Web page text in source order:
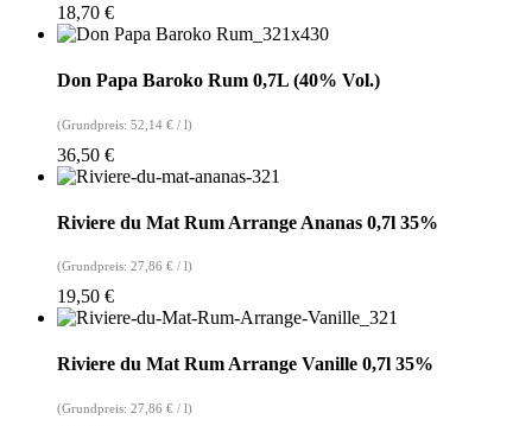
18,70 €
Don Papa Baroko Rum 0,7L (40% Vol.)
(Grundpreis: 52,14 € / l)
36,50 €
Riviere du Mat Rum Arrange Ananas 0,7l 35%
(Grundpreis: 27,86 € / l)
19,50 €
Riviere du Mat Rum Arrange Vanille 0,7l 35%
(Grundpreis: 27,86 € / l)